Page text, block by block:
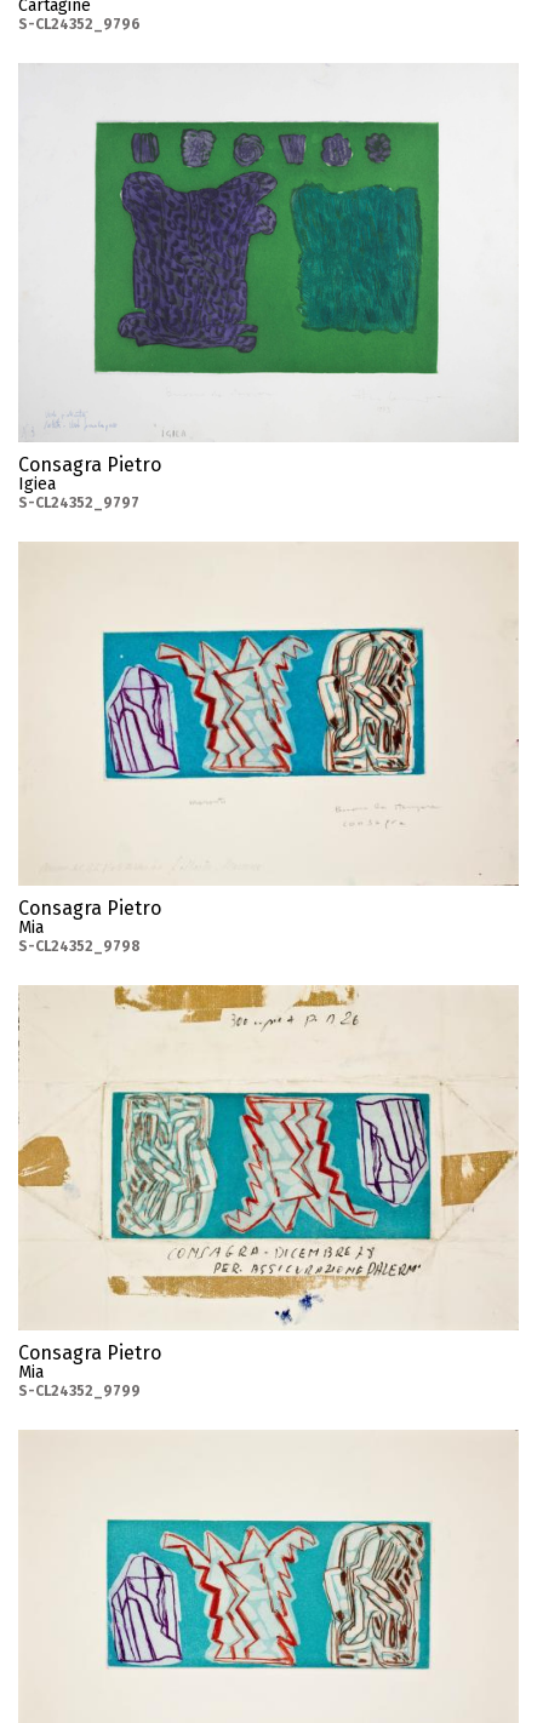
Cartagine
S-CL24352_9796
Consagra Pietro
Igiea
S-CL24352_9797
Consagra Pietro
Mia
S-CL24352_9798
Consagra Pietro
Mia
S-CL24352_9799